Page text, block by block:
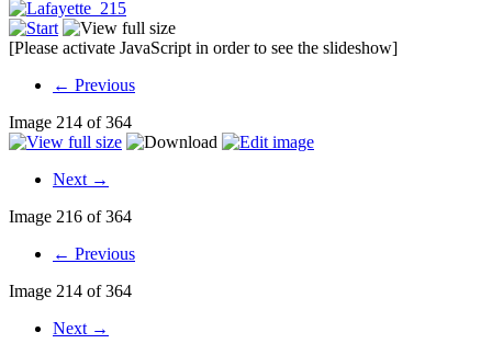
[Please activate JavaScript in order to see the slideshow]
← Previous
Image 214 of 364
Next →
Image 216 of 364
← Previous
Image 214 of 364
Next →